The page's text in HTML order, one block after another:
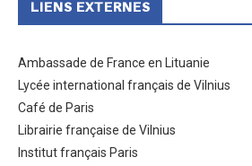
LIENS EXTERNES
Ambassade de France en Lituanie
Lycée international français de Vilnius
Café de Paris
Librairie française de Vilnius
Institut français Paris